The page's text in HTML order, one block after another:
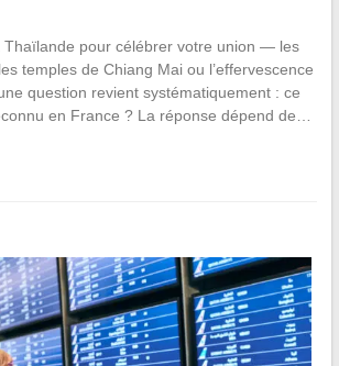
Thaïlande pour célébrer votre union — les
temples de Chiang Mai ou l’effervescence
question revient systématiquement : ce
en France ? La réponse dépend de…